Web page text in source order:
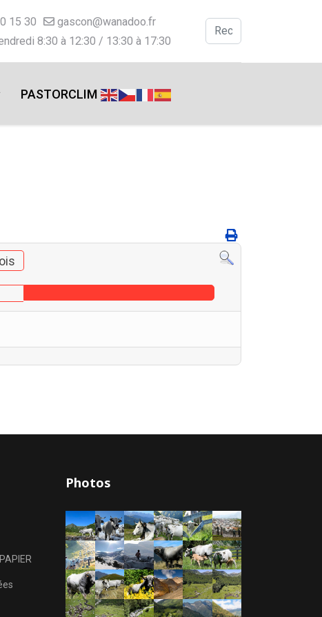
15 30
gascon@wanadoo.fr
8:30 à 12:30 / 13:30 à 17:30
Valider
PASTORCLIM
Photos